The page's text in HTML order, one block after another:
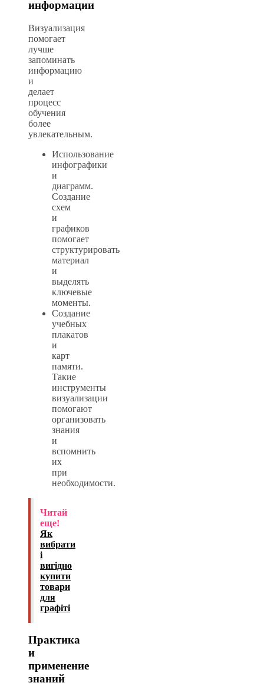
информации
Визуализация
помогает
лучше
запоминать
информацию
и
делает
процесс
обучения
более
увлекательным.
Использование
инфографики
и
диаграмм.
Создание
схем
и
графиков
помогает
структурировать
материал
и
выделять
ключевые
моменты.
Создание
учебных
плакатов
и
карт
памяти.
Такие
инструменты
визуализации
помогают
организовать
знания
и
вспомнить
их
при
необходимости.
Читай
еще!
Як
вибрати
і
вигідно
купити
товари
для
графіті
Практика
и
применение
знаний